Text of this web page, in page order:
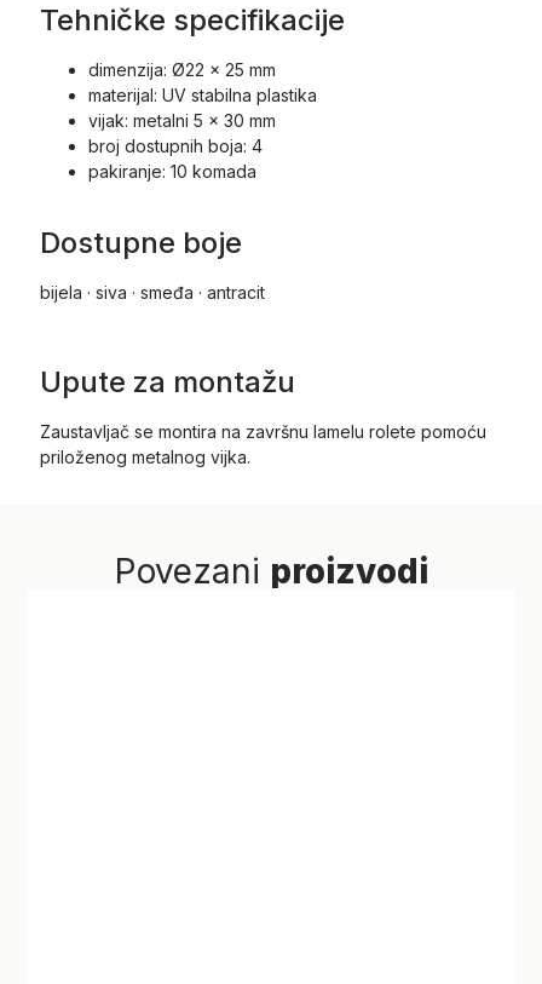
Tehničke specifikacije
dimenzija: Ø22 × 25 mm
materijal: UV stabilna plastika
vijak: metalni 5 × 30 mm
broj dostupnih boja: 4
pakiranje: 10 komada
Dostupne boje
bijela · siva · smeđa · antracit
Upute za montažu
Zaustavljač se montira na završnu lamelu rolete pomoću
priloženog metalnog vijka.
Povezani proizvodi